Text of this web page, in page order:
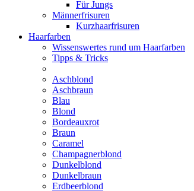
Für Jungs
Männerfrisuren
Kurzhaarfrisuren
Haarfarben
Wissenswertes rund um Haarfarben
Tipps & Tricks
Aschblond
Aschbraun
Blau
Blond
Bordeauxrot
Braun
Caramel
Champagnerblond
Dunkelblond
Dunkelbraun
Erdbeerblond